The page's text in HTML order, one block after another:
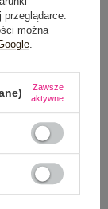
można
Zawsze
aktywne